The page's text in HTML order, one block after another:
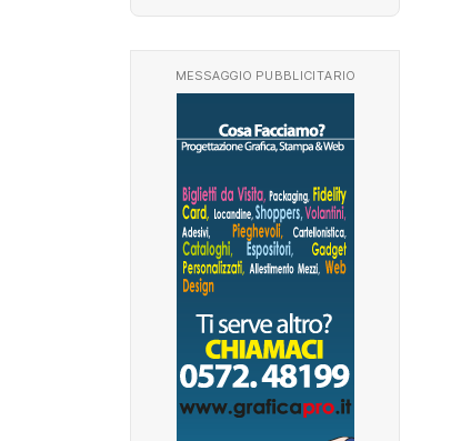
MESSAGGIO PUBBLICITARIO